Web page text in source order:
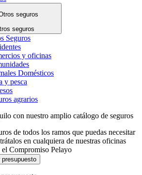
seguros
Seguros
y oficinas
Domésticos
y pesca
agrarios
con nuestro amplio catálogo de seguros
de todos los ramos que puedas necesitar
en cualquiera de nuestras oficinas
el Compromiso Pelayo
presupuesto